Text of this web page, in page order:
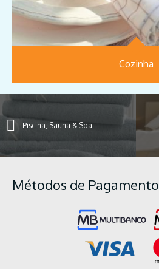
Cozinha
Piscina, Sauna & Spa
Métodos de Pagamento